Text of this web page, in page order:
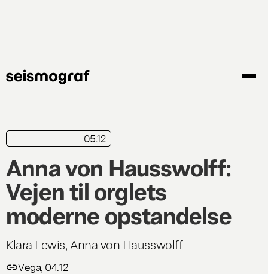
05.12
Anna von Hausswolff:
Vejen til orglets
moderne opstandelse
Klara Lewis, Anna von Hausswolff
Vega, 04.12